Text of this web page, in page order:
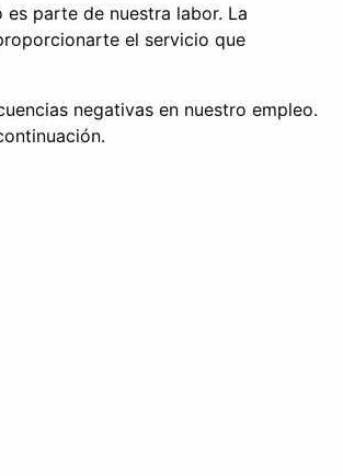
parte de nuestra labor. La
el servicio que
negativas en nuestro empleo.